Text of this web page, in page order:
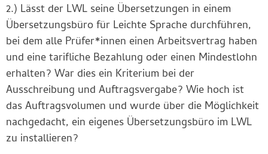
2.) Lässt der LWL seine Übersetzungen in einem
Übersetzungsbüro für Leichte Sprache durchführen,
bei dem alle Prüfer*innen einen Arbeitsvertrag haben
und eine tarifliche Bezahlung oder einen Mindestlohn
erhalten? War dies ein Kriterium bei der
Ausschreibung und Auftragsvergabe? Wie hoch ist
das Auftragsvolumen und wurde über die Möglichkeit
nachgedacht, ein eigenes Übersetzungsbüro im LWL
zu installieren?